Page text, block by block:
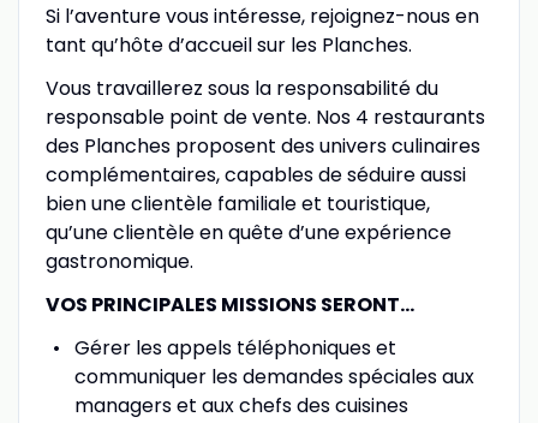
Si l’aventure vous intéresse, rejoignez-nous en
tant qu’hôte d’accueil sur les Planches.
Vous travaillerez sous la responsabilité du
responsable point de vente. Nos 4 restaurants
des Planches proposent des univers culinaires
complémentaires, capables de séduire aussi
bien une clientèle familiale et touristique,
qu’une clientèle en quête d’une expérience
gastronomique.
VOS PRINCIPALES MISSIONS SERONT…
Gérer les appels téléphoniques et
communiquer les demandes spéciales aux
managers et aux chefs des cuisines